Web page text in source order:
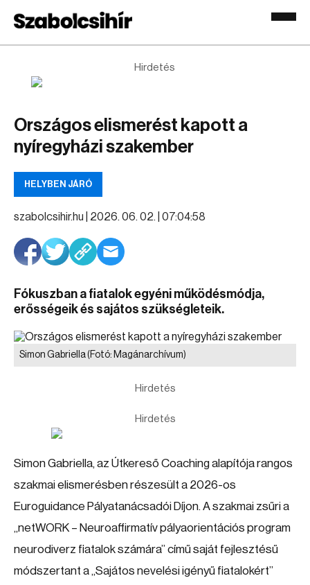
Hirdetés
Országos elismerést kapott a
nyíregyházi szakember
HELYBEN JÁRÓ
szabolcsihir.hu | 2026. 06. 02. | 07:04:58
Fókuszban a fiatalok egyéni működésmódja,
erősségeik és sajátos szükségleteik.
Simon Gabriella(Fotó: Magánarchívum)
Hirdetés
Hirdetés
Simon Gabriella, az Útkereső Coaching alapítója rangos
szakmai elismerésben részesült a 2026-os
Euroguidance Pályatanácsadói Díjon. A szakmai zsűri a
„netWORK – Neuroaffirmatív pályaorientációs program
neurodiverz fiatalok számára” című saját fejlesztésű
módszertant a „Sajátos nevelési igényű fiatalokért”